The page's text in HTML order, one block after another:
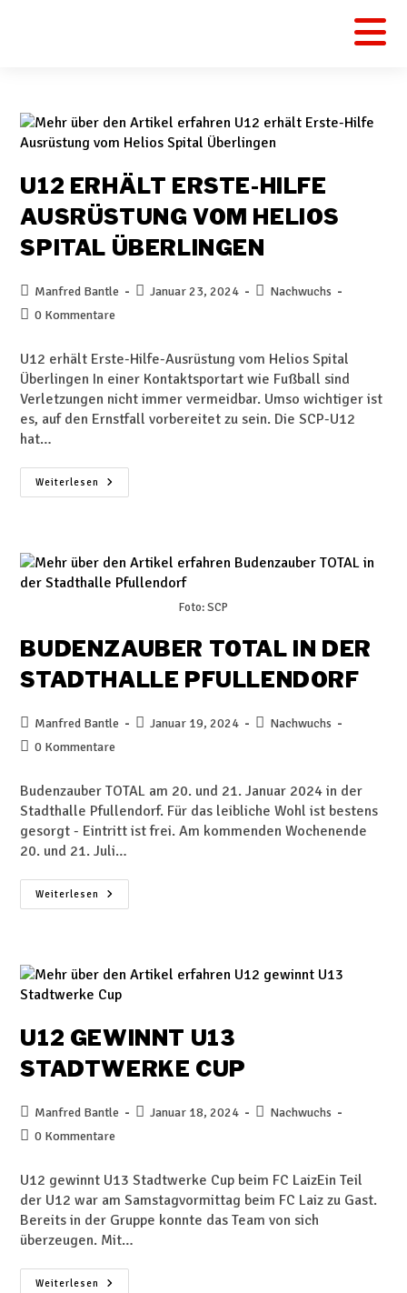
U12 ERHÄLT ERSTE-HILFE
AUSRÜSTUNG VOM HELIOS
SPITAL ÜBERLINGEN
Manfred Bantle Januar 23, 2024
Nachwuchs
0 Kommentare
U12 erhält Erste-Hilfe-Ausrüstung vom Helios Spital
Überlingen In einer Kontaktsportart wie Fußball sind
Verletzungen nicht immer vermeidbar. Umso wichtiger ist
es, auf den Ernstfall vorbereitet zu sein. Die SCP-U12
hat…
Weiterlesen
Foto: SCP
BUDENZAUBER TOTAL IN DER
STADTHALLE PFULLENDORF
Manfred Bantle Januar 19, 2024
Nachwuchs
0 Kommentare
Budenzauber TOTAL am 20. und 21. Januar 2024 in der
Stadthalle Pfullendorf. Für das leibliche Wohl ist bestens
gesorgt - Eintritt ist frei. Am kommenden Wochenende
20. und 21. Juli…
Weiterlesen
U12 GEWINNT U13
STADTWERKE CUP
Manfred Bantle Januar 18, 2024
Nachwuchs
0 Kommentare
U12 gewinnt U13 Stadtwerke Cup beim FC LaizEin Teil
der U12 war am Samstagvormittag beim FC Laiz zu Gast.
Bereits in der Gruppe konnte das Team von sich
überzeugen. Mit…
Weiterlesen